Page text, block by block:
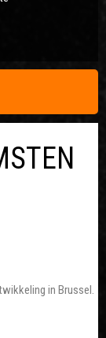
in Brussel.